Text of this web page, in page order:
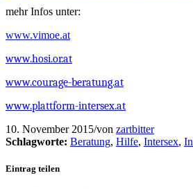
mehr Infos unter:
www.vimoe.at
www.hosi.or.at
www.courage-beratung.at
www.plattform-intersex.at
10. November 2015/von zartbitter
Schlagworte: Beratung, Hilfe, Intersex,
Eintrag teilen